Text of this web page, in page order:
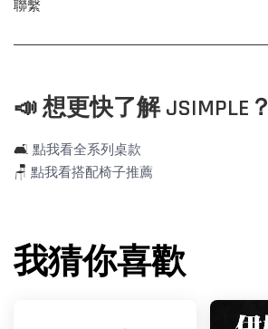
聯繫
📣 想更快了解 JSIMPLE？
🛋️ 點我看全系列桌款
🪑 點我看搭配椅子推薦
我猜你喜歡